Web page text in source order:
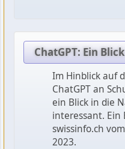
ChatGPT: Ein
Im Hinblick auf
ChatGPT an
ein Blick in die
interessant. Ein
swissinfo.ch
2023.